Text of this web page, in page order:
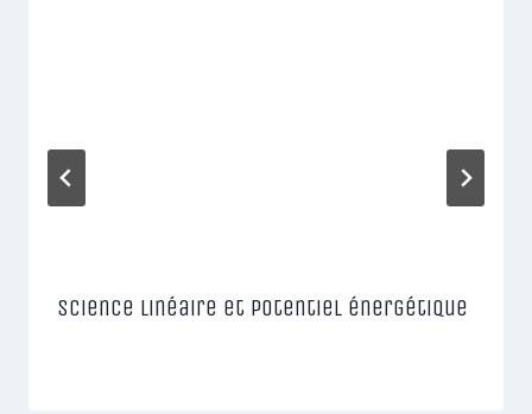
Science linéaire et potentiel énergétique